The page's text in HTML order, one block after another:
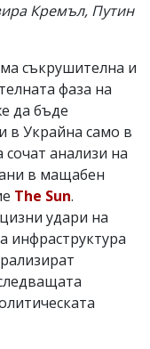
Кремъл, Путин
съкрушителна и
фаза на
да бъде
в Украйна само в
анализи на
в мащабен
The Sun.
удари на
инфраструктура